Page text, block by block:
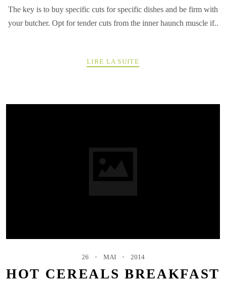
The key is to buy specific cuts for specific dishes and be firm with
your butcher. Opt for tender cuts from the inner haunch muscle if..
LIRE LA SUITE
26 MAI 2014
HOT CEREALS BREAKFAST